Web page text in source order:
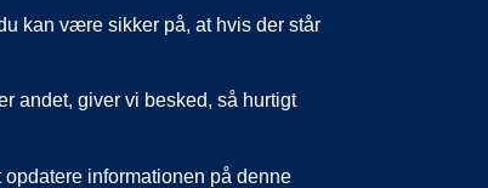
kan være sikker på, at hvis der står
andet, giver vi besked, så hurtigt
informationen på denne